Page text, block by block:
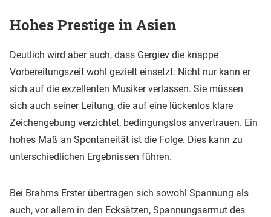
Hohes Prestige in Asien
Deutlich wird aber auch, dass Gergiev die knappe
Vorbereitungszeit wohl gezielt einsetzt. Nicht nur kann er
sich auf die exzellenten Musiker verlassen. Sie müssen
sich auch seiner Leitung, die auf eine lückenlos klare
Zeichengebung verzichtet, bedingungslos anvertrauen. Ein
hohes Maß an Spontaneität ist die Folge. Dies kann zu
unterschiedlichen Ergebnissen führen.
Bei Brahms Erster übertragen sich sowohl Spannung als
auch, vor allem in den Ecksätzen, Spannungsarmut des